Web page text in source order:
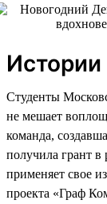
Истории
Студенты
не мешает
команда,
получила грант
применяет свое
проекта «Граф